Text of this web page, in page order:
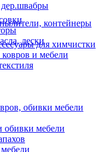
лески
контейнеры
для химчистки
и мебели
обивки мебели
обивки мебели